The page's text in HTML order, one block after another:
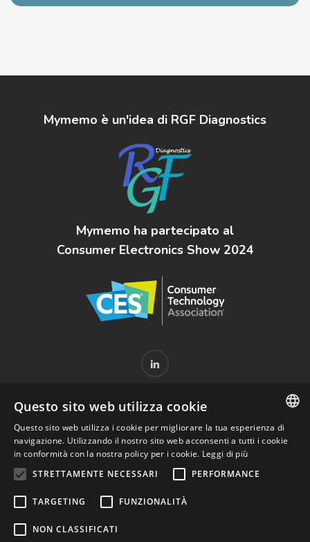
Mymemo è un'idea di RGF Diagnostics
Mymemo ha partecipato al
Consumer Electronics Show 2024
PARTNERSHIPS CENTRO ASSISTENZA
COOKIE POLICY MODULO DI RECESSO
TERMINI E CONDIZIONI DEL SERVIZIO DISCLAIMER LEGALI
© 2023 RGF Diagnostics S.r.l. - PIVA e CF 09685840960 -
ENGLISH
Questo sito web utilizza cookie
Questo sito web utilizza i cookie per migliorare la tua esperienza di
navigazione. Utilizzando il nostro sito web acconsenti a tutti i cookie
in conformità con la nostra policy per i cookie. Leggi di più
STRETTAMENTE NECESSARI
PERFORMANCE
TARGETING FUNZIONALITÀ
NON CLASSIFICATI